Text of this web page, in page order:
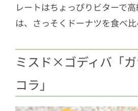
レートはちょっぴりビターで
は、さっそくドーナツを食べ比
ミスド×ゴディバ「
コラ」